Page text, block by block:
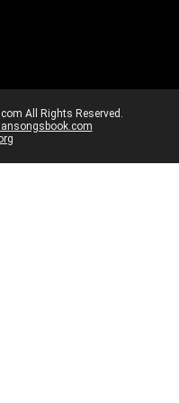
All Rights Reserved.